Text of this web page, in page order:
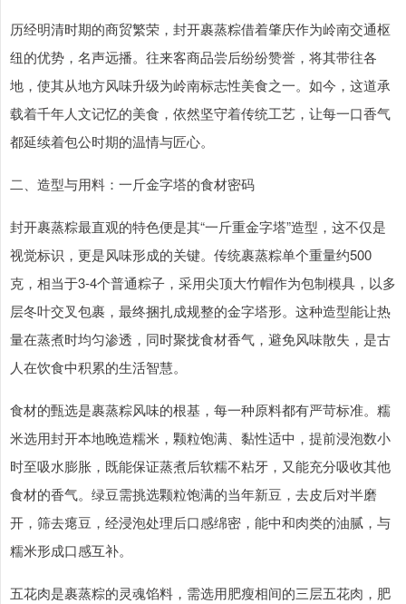
历经明清时期的商贸繁荣，封开裹蒸粽借着肇庆作为岭南交通枢
纽的优势，名声远播。往来客商品尝后纷纷赞誉，将其带往各
地，使其从地方风味升级为岭南标志性美食之一。如今，这道承
载着千年人文记忆的美食，依然坚守着传统工艺，让每一口香气
都延续着包公时期的温情与匠心。
二、造型与用料：一斤金字塔的食材密码
封开裹蒸粽最直观的特色便是其“一斤重金字塔”造型，这不仅是
视觉标识，更是风味形成的关键。传统裹蒸粽单个重量约500
克，相当于3-4个普通粽子，采用尖顶大竹帽作为包制模具，以多
层冬叶交叉包裹，最终捆扎成规整的金字塔形。这种造型能让热
量在蒸煮时均匀渗透，同时聚拢食材香气，避免风味散失，是古
人在饮食中积累的生活智慧。
食材的甄选是裹蒸粽风味的根基，每一种原料都有严苛标准。糯
米选用封开本地晚造糯米，颗粒饱满、黏性适中，提前浸泡数小
时至吸水膨胀，既能保证蒸煮后软糯不粘牙，又能充分吸收其他
食材的香气。绿豆需挑选颗粒饱满的当年新豆，去皮后对半磨
开，筛去瘪豆，经浸泡处理后口感绵密，能中和肉类的油腻，与
糯米形成口感互补。
五花肉是裹蒸粽的灵魂馅料，需选用肥瘦相间的三层五花肉，肥